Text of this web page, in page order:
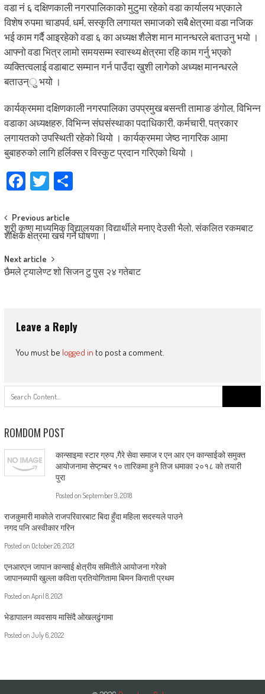
वडा नं ६ दक्षिणकाली नगरपालिकाको मुटुमा रहेको वडा कार्यालय भएकाले
विशेष रुपमा चाडपर्व, धर्म, सस्कृति लगायत समाजको सबै क्षेत्रमा वडा नजिक
भई काम गर्दै आइरहेको वडा ६ का अध्यक्ष शैलेश मान मानन्धरले बताउनु भयो ।
आफ्नो वडा भित्र लामो समयसम्म स्वास्थ्य क्षेत्रमा रहि काम गर्नु भएको
व्यक्तित्वलाई वडाबाट सम्मान गर्न पाउँदा खुशी लागेको अध्यक्ष मानन्धरले
बताउन्ु भयो ।
कार्यक्रममा दक्षिणकाली नगरपालिका उपप्रमुख बसन्ती तामाङ डंगोल, विभिन्न
वडाका अध्यक्षहरु, विभिन्न संघसंस्थाका पदाधिकारी, कर्मचारी, पत्रकार
लगायतको उपस्थिती रहेको थियो । कार्यक्रममा जेष्ठ नागरिक आमा
बुबाहरुको लागि हर्लिक्स र विस्कुट प्रदान गरिएको थियो ।
Facebook
TwitterShare
Post
navigation
Previous article
श्री कृष्ण माध्यमिक विद्यालयका विद्यार्थीले मनाए देउसी भैलो, संकलित रकमबाट
शैक्षिक क्षेत्रमा खर्च गर्ने घोषणा ।
Next article
छैमले ट्यालेण्ट शो सिजन टु पुस २४ गतेबाट
Leave a Reply
You must be logged in to post a comment.
for:
ROMDOM POST
कान्साइमा स्टार ग्रुप ,गैरे सेवा समाज र एन आर एन कान्साईको समुक्त
आयोजनामा सेप्ट्म्बर १० तारिकमा हुने तिज धमाका २०१८ को तयारी
पुरा
Posted on September 9, 2018
राजकुमारी माकोले राजपरिवारबाट बिदा हुँदा महिला सदस्यले पाउने
नगद पनि अस्वीकार गरिन
Posted on October 26, 2021
एनआरएन जापान कान्साई क्षेत्रीय समितीले आयोजना गरेको
जापानब्यापी खुल्ला कविता प्रतियोगितामा बिमन किराती प्रथम
Posted on April 8, 2021
भेडापालन व्यवसाय मासिंदै ओखलढुंगामा
Posted on July 6, 2022